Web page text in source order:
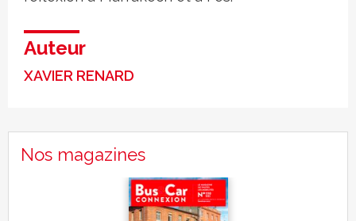
Auteur
XAVIER RENARD
Nos magazines